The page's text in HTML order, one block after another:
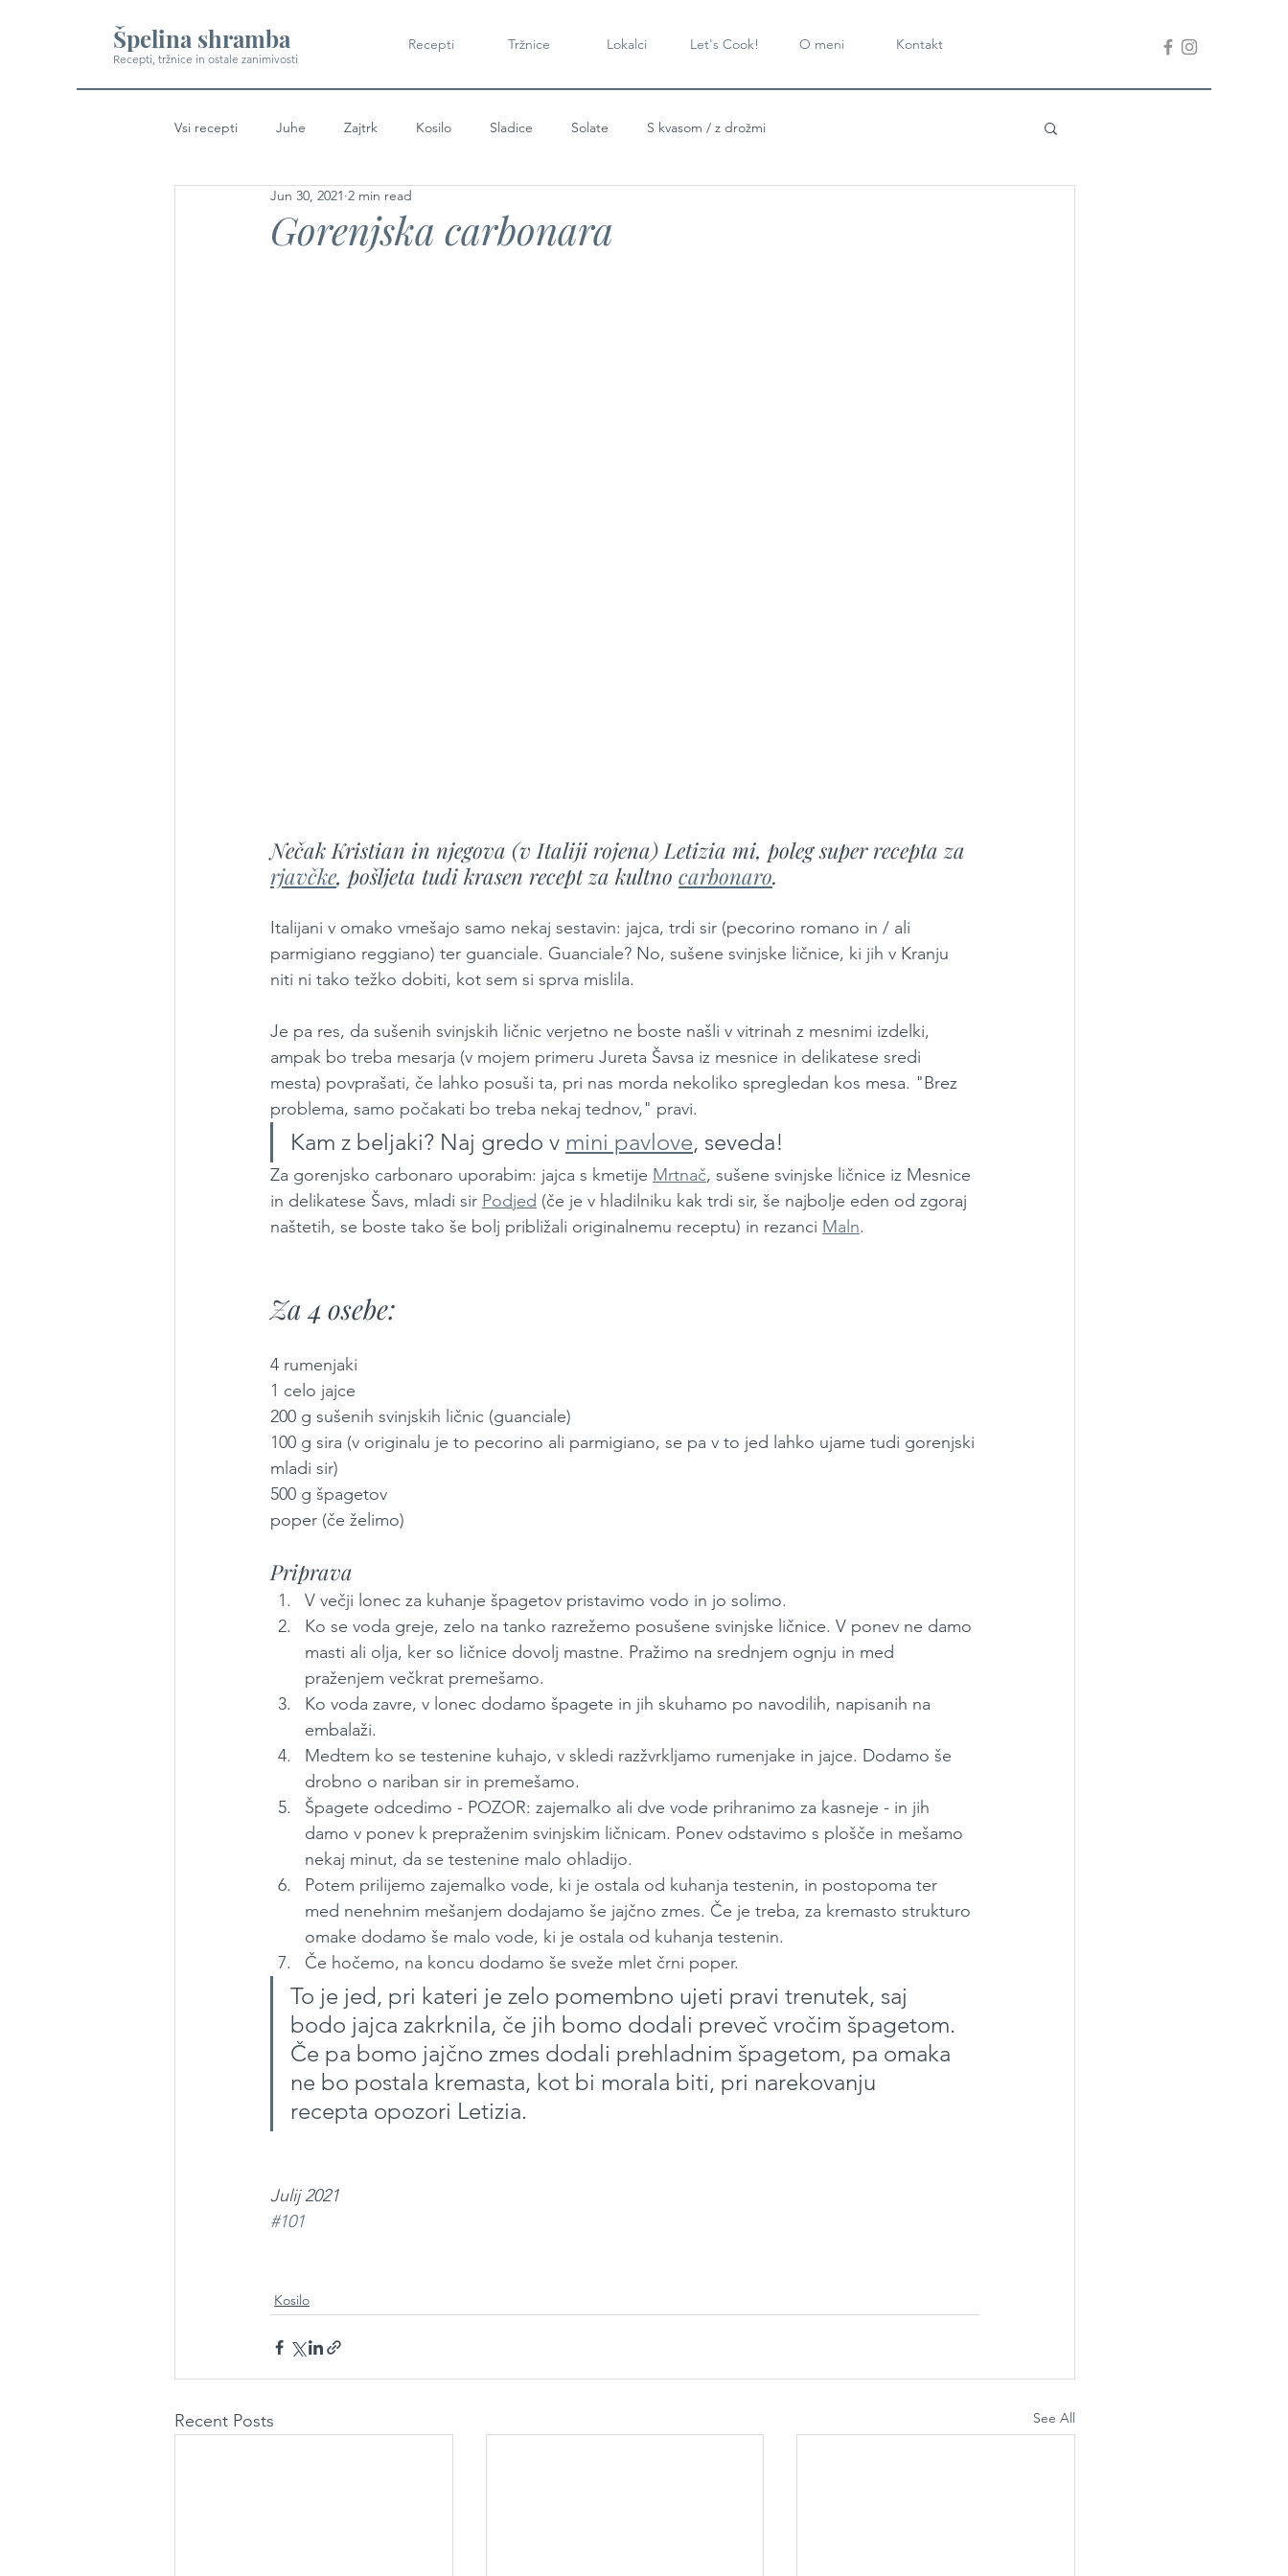
Špelina shramba
Recepti, tržnice in ostale zanimivosti
Recepti Tržnice Lokalci Let's Cook! O meni Kontakt
Vsi recepti Juhe Zajtrk Kosilo Sladice Solate S kvasom / z drožmi
Gorenjska carbonara
Jun 30, 2021 2 min read
Nečak Kristian in njegova (v Italiji rojena) Letizia mi, poleg super recepta za
rjavčke, pošljeta tudi krasen recept za kultno carbonaro.
Italijani v omako vmešajo samo nekaj sestavin: jajca, trdi sir (pecorino romano in / ali
parmigiano reggiano) ter guanciale. Guanciale? No, sušene svinjske ličnice, ki jih v Kranju
niti ni tako težko dobiti, kot sem si sprva mislila.
Je pa res, da sušenih svinjskih ličnic verjetno ne boste našli v vitrinah z mesnimi izdelki,
ampak bo treba mesarja (v mojem primeru Jureta Šavsa iz mesnice in delikatese sredi
mesta) povprašati, če lahko posuši ta, pri nas morda nekoliko spregledan kos mesa. "Brez
problema, samo počakati bo treba nekaj tednov," pravi.
Kam z beljaki? Naj gredo v mini pavlove, seveda!
Za gorenjsko carbonaro uporabim: jajca s kmetije Mrtnač, sušene svinjske ličnice iz Mesnice
in delikatese Šavs, mladi sir Podjed (če je v hladilniku kak trdi sir, še najbolje eden od zgoraj
naštetih, se boste tako še bolj približali originalnemu receptu) in rezanci Maln.
Za 4 osebe:
4 rumenjaki
1 celo jajce
200 g sušenih svinjskih ličnic (guanciale)
100 g sira (v originalu je to pecorino ali parmigiano, se pa v to jed lahko ujame tudi gorenjski
mladi sir)
500 g špagetov
poper (če želimo)
Priprava
V večji lonec za kuhanje špagetov pristavimo vodo in jo solimo.
Ko se voda greje, zelo na tanko razrežemo posušene svinjske ličnice. V ponev ne damo
masti ali olja, ker so ličnice dovolj mastne. Pražimo na srednjem ognju in med
praženjem večkrat premešamo.
Ko voda zavre, v lonec dodamo špagete in jih skuhamo po navodilih, napisanih na
embalaži.
Medtem ko se testenine kuhajo, v skledi razžvrkljamo rumenjake in jajce. Dodamo še
drobno o nariban sir in premešamo.
Špagete odcedimo - POZOR: zajemalko ali dve vode prihranimo za kasneje - in jih
damo v ponev k prepraženim svinjskim ličnicam. Ponev odstavimo s plošče in mešamo
nekaj minut, da se testenine malo ohladijo.
Potem prilijemo zajemalko vode, ki je ostala od kuhanja testenin, in postopoma ter
med nenehnim mešanjem dodajamo še jajčno zmes. Če je treba, za kremasto strukturo
omake dodamo še malo vode, ki je ostala od kuhanja testenin.
Če hočemo, na koncu dodamo še sveže mlet črni poper.
To je jed, pri kateri je zelo pomembno ujeti pravi trenutek, saj
bodo jajca zakrknila, če jih bomo dodali preveč vročim špagetom.
Če pa bomo jajčno zmes dodali prehladnim špagetom, pa omaka
ne bo postala kremasta, kot bi morala biti, pri narekovanju
recepta opozori Letizia.
Julij 2021
#101
Kosilo
Recent Posts See All